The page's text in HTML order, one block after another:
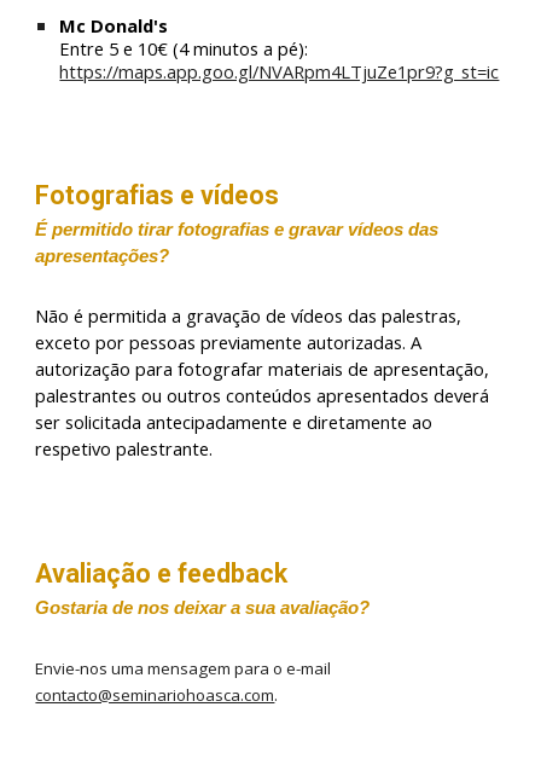
Mc Donald's
Entre 5e 10€ (4minutos a pé):
https://maps.app.goo.gl/NVARpm4LTjuZe1pr9?g_st=ic
Fotografias e vídeos
É permitido tirar fotografias e gravar vídeos das
apresentações?
Não é permitida a gravação de vídeos das palestras,
exceto por pessoas previamente autorizadas. A
autorização para fotografar materiais de apresentação,
palestrantes ou outros conteúdos apresentados deverá
ser solicitada antecipadamente e diretamente ao
respetivo palestrante.
Avaliação e feedback
Gostaria de nos deixar a sua avaliação?
Envie-nos uma mensagem para o e-mail
contacto@seminariohoasca.com.